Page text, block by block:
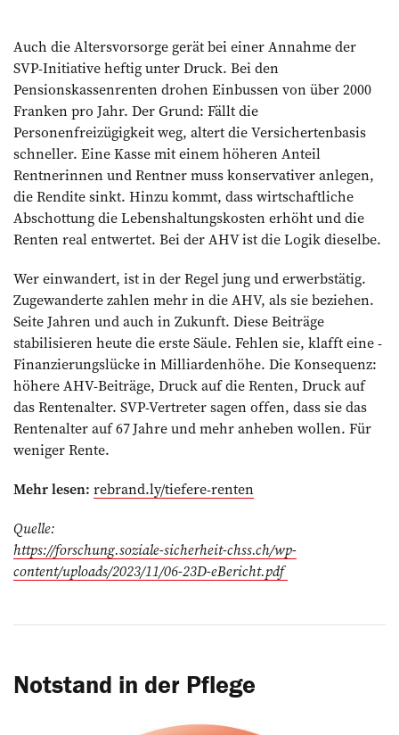
Auch die Altersvorsorge gerät bei einer Annahme der
SVP-­Initiative heftig unter Druck. Bei den
Pensionskassenrenten drohen Einbussen von über 2000
Franken pro Jahr. Der Grund: Fällt die
Personenfreizügigkeit weg, altert die Versichertenbasis
schneller. Eine Kasse mit einem höheren Anteil
Rentnerinnen und Rentner muss konservativer anlegen,
die Rendite sinkt. Hinzu kommt, dass wirtschaftliche
Abschottung die ­Lebenshaltungskosten erhöht und die
Renten real entwertet. Bei der AHV ist die Logik dieselbe.
Wer einwandert, ist in der Regel jung und erwerbstätig.
Zugewanderte zahlen mehr in die AHV, als sie beziehen.
Seite Jahren und auch in ­Zukunft. Diese Beiträge
stabilisieren heute die erste Säule. Fehlen sie, klafft eine ­
Finanzierungslücke in Milliardenhöhe. Die Konsequenz:
höhere AHV-Beiträge, Druck auf die Renten, Druck auf
das Renten­alter. SVP-­Vertreter sagen offen, dass sie das
Rentenalter auf 67 Jahre und mehr anheben wollen. Für
weniger Rente.
Mehr lesen: rebrand.ly/tiefere-renten
Quelle:
https://forschung.soziale-sicherheit-chss.ch/wp-
content/uploads/2023/11/06-23D-eBericht.pdf
Notstand in der Pflege